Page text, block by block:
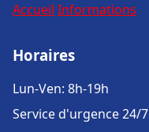
Accueil Informations
Horaires
Lun-Ven: 8h-19h
Service d'urgence 24/7